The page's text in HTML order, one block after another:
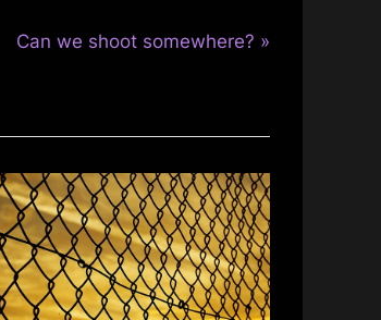
N
t
o
s
t
:
Can we shoot somewhere?